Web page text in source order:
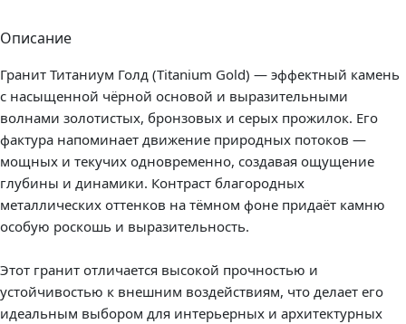
Описание
Гранит Титаниум Голд (Titanium Gold) — эффектный камень
с насыщенной чёрной основой и выразительными
волнами золотистых, бронзовых и серых прожилок. Его
фактура напоминает движение природных потоков —
мощных и текучих одновременно, создавая ощущение
глубины и динамики. Контраст благородных
металлических оттенков на тёмном фоне придаёт камню
особую роскошь и выразительность.
Этот гранит отличается высокой прочностью и
устойчивостью к внешним воздействиям, что делает его
идеальным выбором для интерьерных и архитектурных